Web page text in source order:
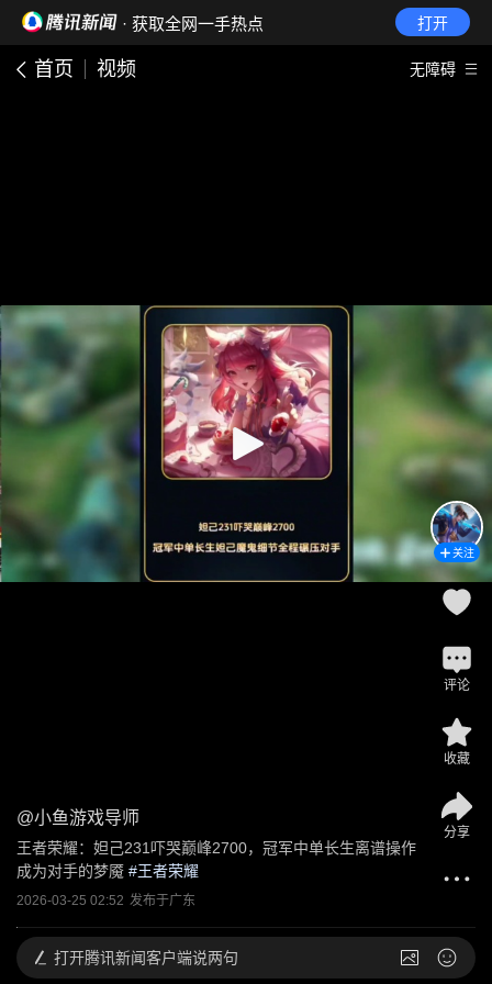
· 获取全网一手热点 打开
首页 视频 无障碍
@小鱼游戏导师
王者荣耀：妲己231吓哭巅峰2700，冠军中单长生离谱操作
成为对手的梦魇 #王者荣耀
2026-03-25 02:52 发布于广东
关注
评论
收藏
分享
打开腾讯新闻客户端说两句